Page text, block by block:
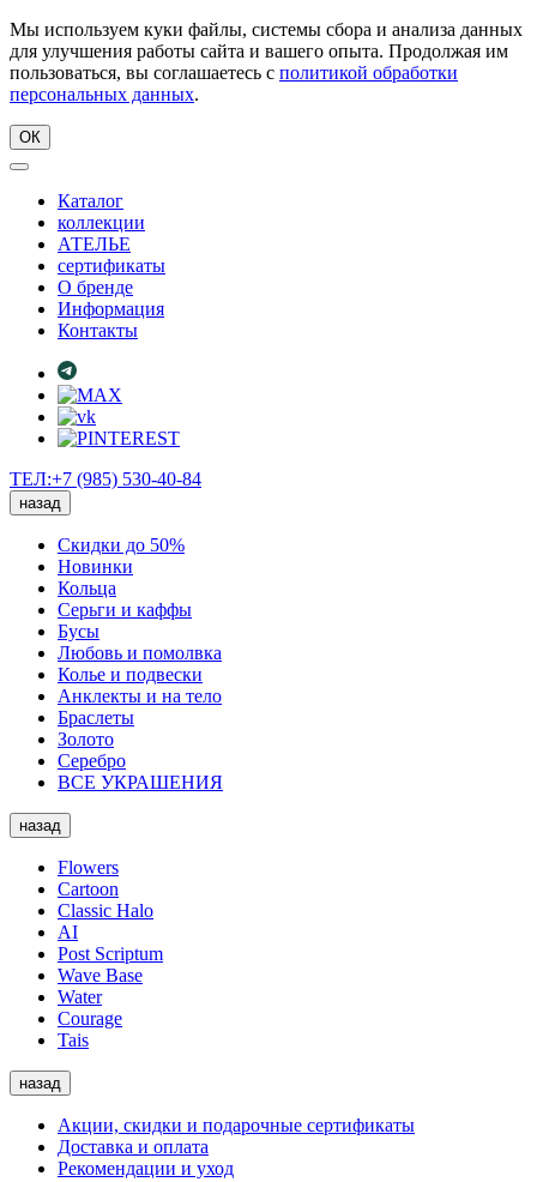
Мы используем куки файлы, системы сбора и анализа данных
для улучшения работы сайта и вашего опыта. Продолжая им
пользоваться, вы соглашаетесь с политикой обработки
персональных данных.
ОК
Каталог
коллекции
АТЕЛЬЕ
сертификаты
О бренде
Информация
Контакты
ТЕЛ:+7 (985) 530-40-84
назад
Скидки до 50%
Новинки
Кольца
Серьги и каффы
Бусы
Любовь и помолвка
Колье и подвески
Анклекты и на тело
Браслеты
Золото
Серебро
ВСЕ УКРАШЕНИЯ
назад
Flowers
Cartoon
Classic Halo
AI
Post Scriptum
Wave Base
Water
Courage
Tais
назад
Акции, скидки и подарочные сертификаты
Доставка и оплата
Рекомендации и уход